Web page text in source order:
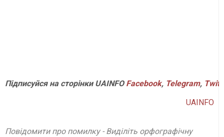
Підписуйся на сторінки UAINFO Facebook, Telegram,
UAINFO
Повідомити про помилку - Виділіть орфографічну